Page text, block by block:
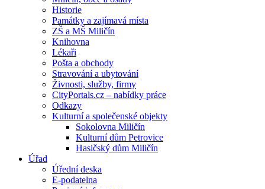
Historie
Památky a zajímavá místa
ZŠ a MŠ Miličín
Knihovna
Lékaři
Pošta a obchody
Stravování a ubytování
Živnosti, služby, firmy
CityPortals.cz – nabídky práce
Odkazy
Kulturní a společenské objekty
Sokolovna Miličín
Kulturní dům Petrovice
Hasičský dům Miličín
Úřad
Úřední deska
E-podatelna